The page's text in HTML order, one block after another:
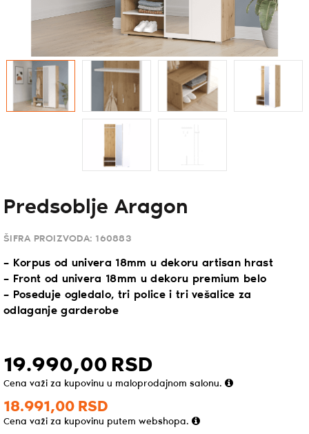
Predsoblje Aragon
ŠIFRA PROIZVODA: 160883
– Korpus od univera 18mm u dekoru artisan hrast
– Front od univera 18mm u dekoru premium belo
– Poseduje ogledalo, tri police i tri vešalice za
odlaganje garderobe
19.990,00 RSD
Cena važi za kupovinu u maloprodajnom salonu.
18.991,00 RSD
Cena važi za kupovinu putem webshopa.